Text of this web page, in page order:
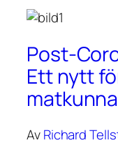
Post-
Ett nytt
AvRichard